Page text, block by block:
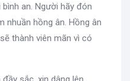
an. Người hãy đón
nhuần hồng ân. Hồng ân
thành viên mãn vì có